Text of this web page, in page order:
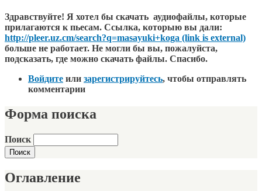
Здравствуйте! Я хотел бы скачать аудиофайлы, которые
прилагаются к пьесам. Ссылка, которыю вы дали:
http://pleer.uz.cm/search?q=masayuki+koga (link is external)
больше не работает. Не могли бы вы, пожалуйста,
подсказать, где можно скачать файлы. Спасибо.
Войдите или зарегистрируйтесь, чтобы отправлять
комментарии
Форма поиска
Поиск
Оглавление